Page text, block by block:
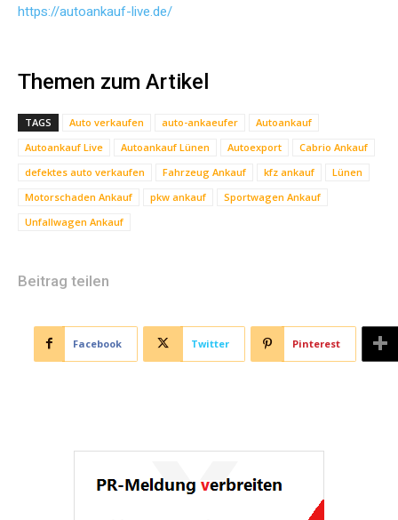
https://autoankauf-live.de/
Themen zum Artikel
TAGS Auto verkaufen auto-ankaeufer
Autoankauf
Autoankauf Live
Autoankauf Lünen Autoexport
Cabrio Ankauf
defektes auto verkaufen
Fahrzeug Ankauf kfz ankauf
Lünen
Motorschaden Ankauf
pkw ankauf
Sportwagen Ankauf
Unfallwagen Ankauf
Beitrag teilen
Facebook Twitter Pinterest